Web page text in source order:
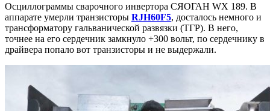
Осциллограммы сварочного инвертора СЯОГАН WX 189. В
аппарате умерли транзисторы RJH60F5, досталось немного и
трансформатору гальванической развязки (ТГР). В него,
точнее на его сердечник замкнуло +300 вольт, по сердечнику в
драйвера попало вот транзисторы и не выдержали.